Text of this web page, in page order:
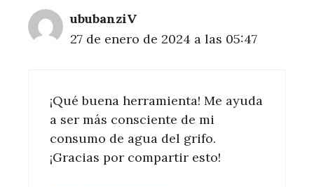
ububanziV
27 de enero de 2024 a las 05:47
¡Qué buena herramienta! Me ayuda
a ser más consciente de mi
consumo de agua del grifo.
¡Gracias por compartir esto!